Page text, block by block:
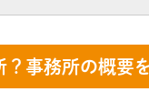
事務所の概要